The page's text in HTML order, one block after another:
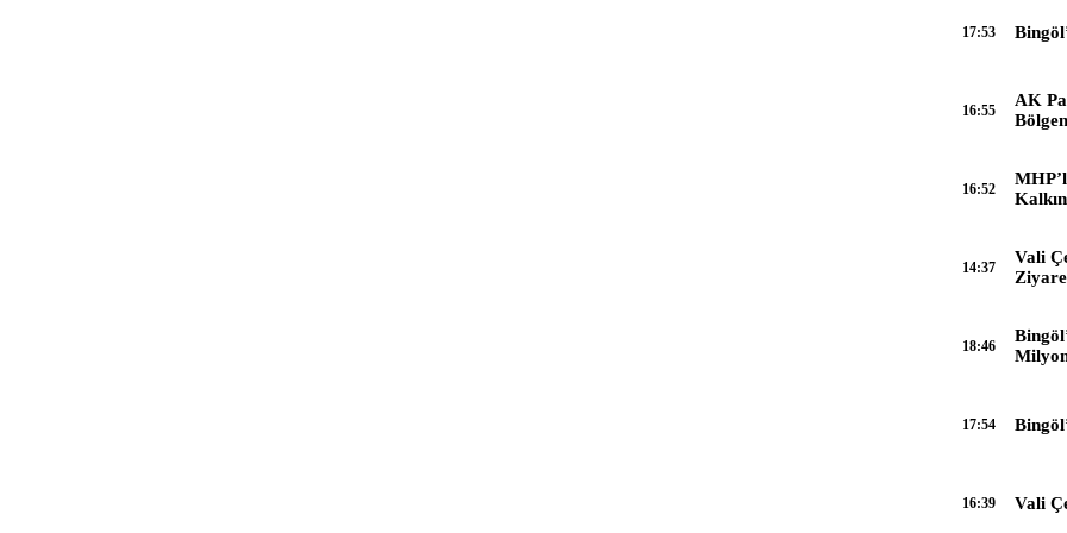
17:53
AK
16:55
16:52
Vali
14:37
18:46
17:54
Vali
16:39